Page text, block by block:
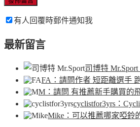
有人回覆時郵件通知我
最新留言
司博特 Mr.Sport
FA ：請問作者 短距離選手
M ：請問 有推薦新手購買的
cyclistfor3yrs ：
Mike ：可以推薦哪家啞鈴